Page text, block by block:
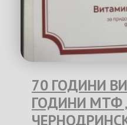
70 ГОДИНИ
ГОДИНИ МТФ